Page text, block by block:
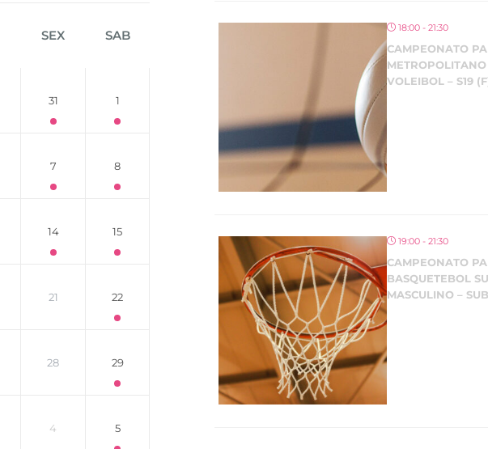
SEX SAB
31 1
7 8
14 15
21 22
28 29
4 5
18:00 - 21:30
CAMPEONATO
VOLEIBOL – S19
19:00 - 21:30
CAMPEONATO
BASQUETEBOL
MASCULINO –